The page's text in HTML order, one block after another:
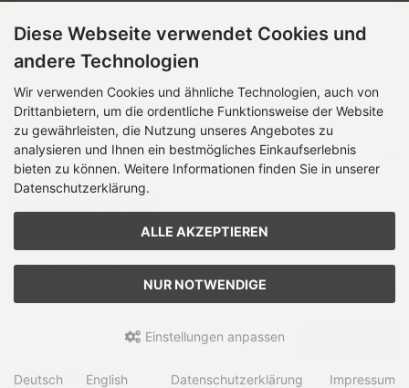
Sicherheitscode
Sicherheitscode bitte hier eingeben:
* Pflichtangaben!
Diese Webseite verwendet Cookies und
andere Technologien
Wir verwenden Cookies und ähnliche Technologien, auch von
Drittanbietern, um die ordentliche Funktionsweise der Website
zu gewährleisten, die Nutzung unseres Angebotes zu
analysieren und Ihnen ein bestmögliches Einkaufserlebnis
bieten zu können. Weitere Informationen finden Sie in unserer
Datenschutzerklärung.
ALLE AKZEPTIEREN
NUR NOTWENDIGE
Einstellungen anpassen
Deutsch English Datenschutzerklärung Impressum